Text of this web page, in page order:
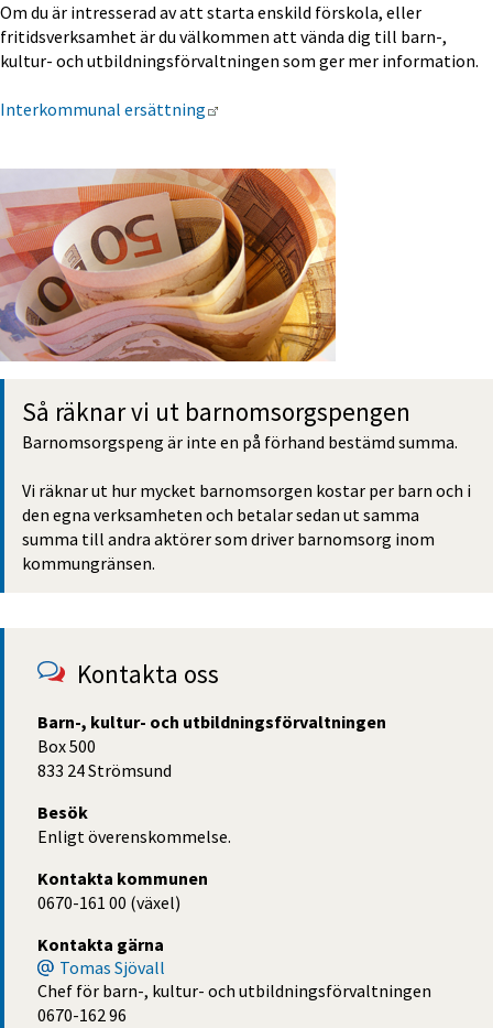
Om du är intresserad av att starta enskild förskola, eller
fritidsverksamhet är du välkommen att vända dig till barn-,
kultur- och utbildningsförvaltningen som ger mer information.
Interkommunal ersättning
Så räknar vi ut barn­omsorgs­pengen
Barnomsorgs­peng är inte en på förhand bestämd summa.
Vi räknar ut hur mycket barnomsorgen kostar per barn och i
den egna verksamheten och betalar sedan ut samma
summa till andra aktörer som driver barnomsorg inom
kommungränsen.
Kontakta oss
Barn-, kultur- och utbildningsförvaltningen
Box 500
833 24 Strömsund
Besök
Enligt överenskommelse.
Kontakta kommunen
0670-161 00 (växel)
Kontakta gärna
Tomas Sjövall
Chef för barn-, kultur- och utbildningsförvaltningen
0670-162 96